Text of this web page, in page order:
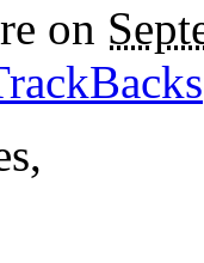
on